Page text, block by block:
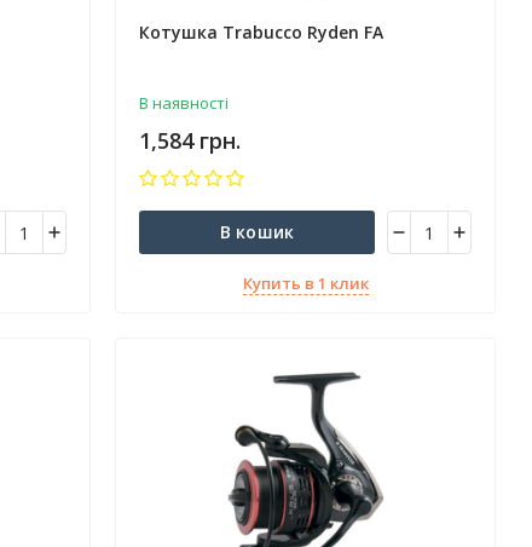
Котушка Trabucco Ryden FA
В наявності
1,584 грн.
В кошик
Купить в 1 клик